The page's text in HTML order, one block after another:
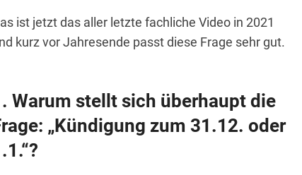
ist jetzt das aller letzte fachliche Video in 2021
kurz vor Jahresende passt diese Frage sehr gut.
Warum stellt sich überhaupt die
„Kündigung zum 31.12. oder